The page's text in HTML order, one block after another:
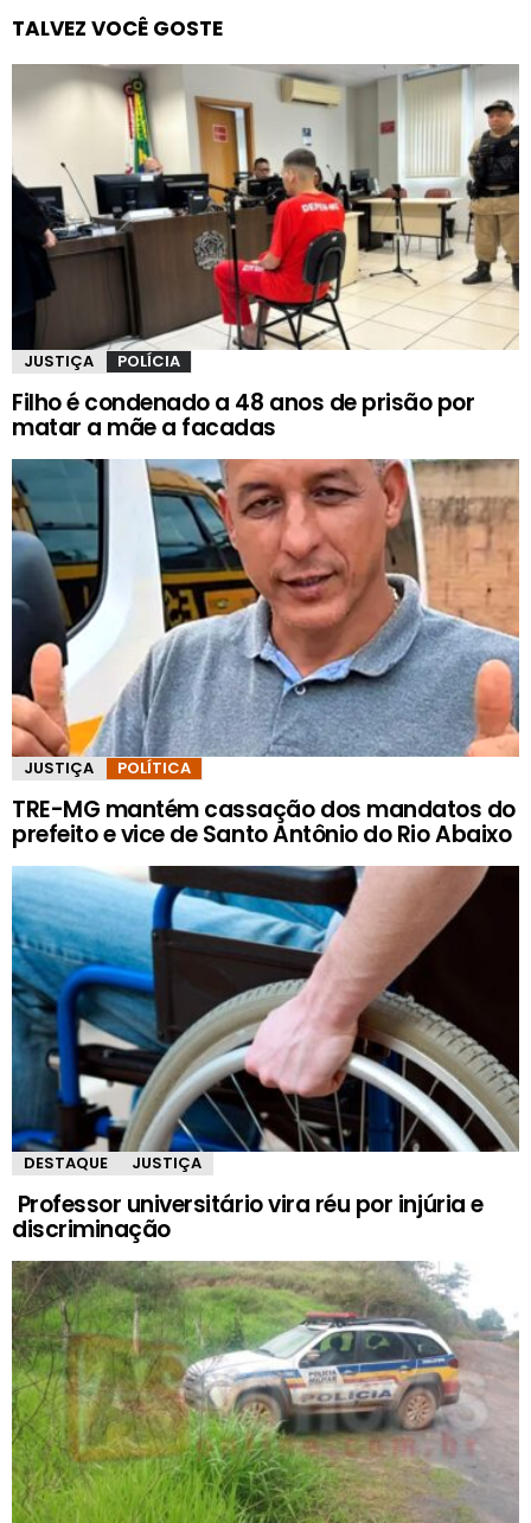
TALVEZ VOCÊ GOSTE
JUSTIÇA POLÍCIA
Filho é condenado a 48 anos de prisão por
matar a mãe a facadas
JUSTIÇA POLÍTICA
TRE-MG mantém cassação dos mandatos do
prefeito e vice de Santo Antônio do Rio Abaixo
DESTAQUE JUSTIÇA
Professor universitário vira réu por injúria e
discriminação